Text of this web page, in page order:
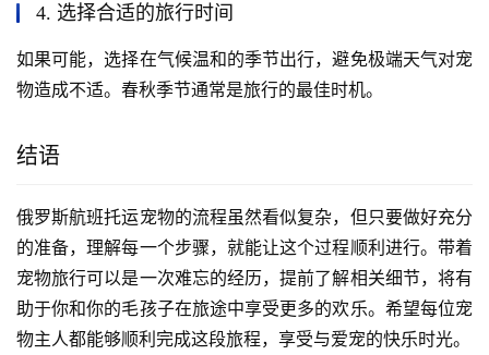
4. 选择合适的旅行时间
如果可能，选择在气候温和的季节出行，避免极端天气对宠
物造成不适。春秋季节通常是旅行的最佳时机。
结语
俄罗斯航班托运宠物的流程虽然看似复杂，但只要做好充分
的准备，理解每一个步骤，就能让这个过程顺利进行。带着
宠物旅行可以是一次难忘的经历，提前了解相关细节，将有
助于你和你的毛孩子在旅途中享受更多的欢乐。希望每位宠
物主人都能够顺利完成这段旅程，享受与爱宠的快乐时光。